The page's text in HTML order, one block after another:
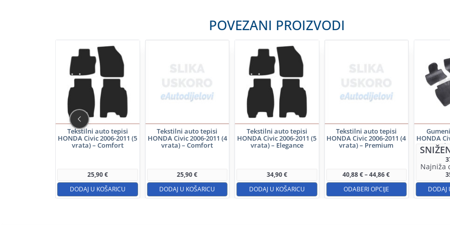
POVEZANI PROIZVODI
Tekstilni auto tepisi
HONDA Civic 2006-2011 (5
vrata) – Comfort
25,90€
DODAJ U KOŠARICU
Tekstilni auto tepisi
HONDA Civic 2006-2011 (4
vrata) – Comfort
25,90€
DODAJ U KOŠARICU
Tekstilni auto tepisi
HONDA Civic 2006-2011 (5
vrata) – Elegance
34,90€
DODAJ U KOŠARICU
Tekstilni auto tepisi
HONDA Civic 2006-2011 (4
vrata) – Premium
40,88€ – 44,86€Raspon
cijena:
40,88 €
ODABERI OPCIJE
proizvod
ima
više
HONDA
Najniža
DODAJ